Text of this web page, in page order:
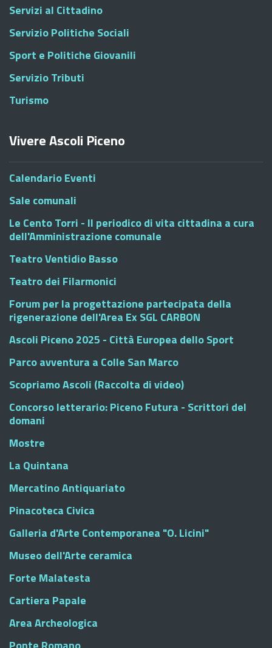
Servizi al Cittadino
Servizio Politiche Sociali
Sport e Politiche Giovanili
Servizio Tributi
Turismo
Vivere Ascoli Piceno
Calendario Eventi
Sale comunali
Le Cento Torri - Il periodico di vita cittadina a cura
dell'Amministrazione comunale
Teatro Ventidio Basso
Teatro dei Filarmonici
Forum per la progettazione partecipata della
rigenerazione dell'Area Ex SGL CARBON
Ascoli Piceno 2025 - Città Europea dello Sport
Parco avventura a Colle San Marco
Scopriamo Ascoli (Raccolta di video)
Concorso letterario: Piceno Futura - Scrittori del
domani
Mostre
La Quintana
Mercatino Antiquariato
Pinacoteca Civica
Galleria d'Arte Contemporanea "O. Licini"
Museo dell'Arte ceramica
Forte Malatesta
Cartiera Papale
Area Archeologica